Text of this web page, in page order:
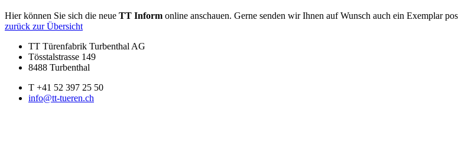
Hier können Sie sich die neue TT Inform online anschauen. Gerne senden wir Ihnen auf Wunsch auch ein Exemplar
zurück zur Übersicht
TT Türenfabrik Turbenthal AG
Tösstalstrasse 149
8488 Turbenthal
T +41 52 397 25 50
info@tt-tueren.ch